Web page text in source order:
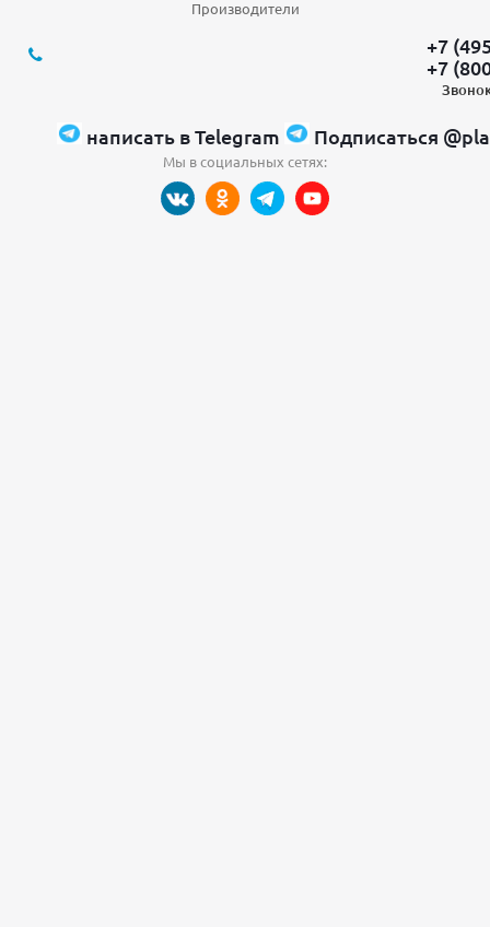
Производители
+7
+7
написать в Telegram Подписаться
Мы в социальных сетях: